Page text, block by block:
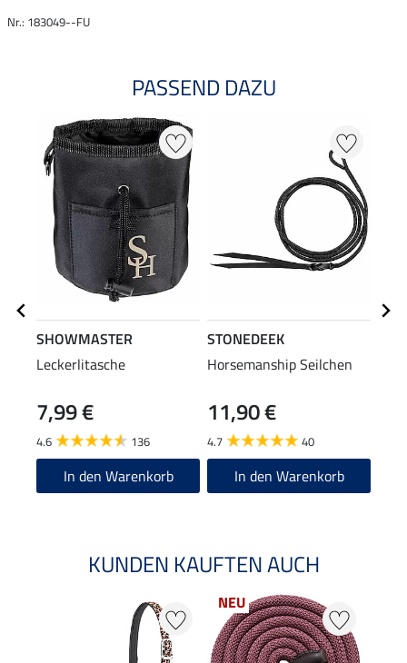
Nr.: 183049--FU
PASSEND DAZU
SHOWMASTER
Leckerlitasche
7,99 €
4.6 136
In den Warenkorb
STONEDEEK
Horsemanship Seilchen
11,90 €
4.7 40
In den Warenkorb
KUNDEN KAUFTEN AUCH
NEU